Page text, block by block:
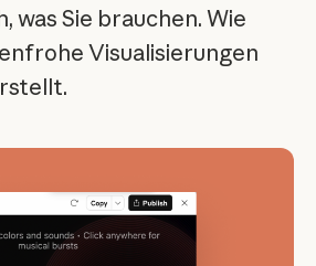
was Sie brauchen. Wie
Visualisierungen